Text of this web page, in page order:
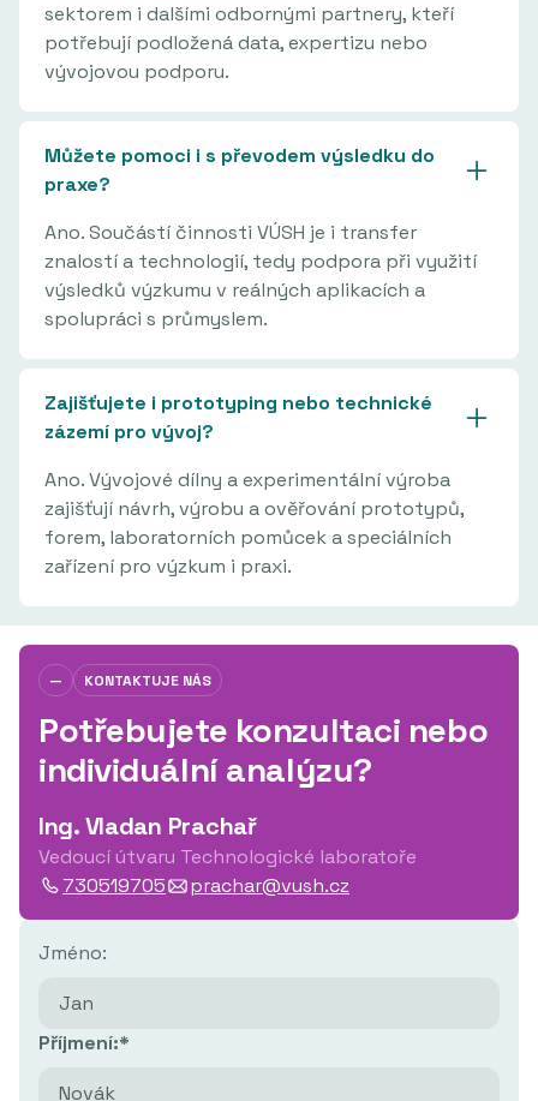
sektorem i dalšími odbornými partnery, kteří
potřebují podložená data, expertizu nebo
vývojovou podporu.
Můžete pomoci i s převodem výsledku do
praxe?
Ano. Součástí činnosti VÚSH je i transfer
znalostí a technologií, tedy podpora při využití
výsledků výzkumu v reálných aplikacích a
spolupráci s průmyslem.
Zajišťujete i prototyping nebo technické
zázemí pro vývoj?
Ano. Vývojové dílny a experimentální výroba
zajišťují návrh, výrobu a ověřování prototypů,
forem, laboratorních pomůcek a speciálních
zařízení pro výzkum i praxi.
— KONTAKTUJE NÁS
Potřebujete konzultaci nebo
individuální analýzu?
Ing. Vladan Prachař
Vedoucí útvaru Technologické laboratoře
730519705
prachar@vush.cz
Jméno:
Příjmení:*